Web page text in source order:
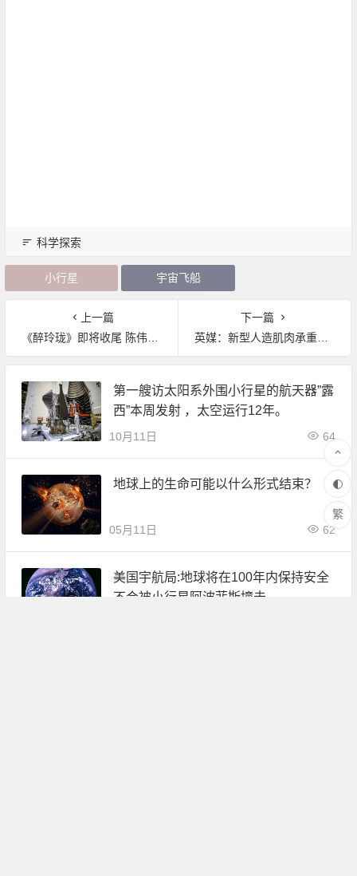
科学探索
小行星 宇宙飞船
上一篇
《醉玲珑》即将收尾 陈伟霆战神回归
下一篇
英媒：新型人造肌肉承重达自重千倍
第一艘访太阳系外围小行星的航天器”露
西”本周发射 ，太空运行12年。
10月11日 64
地球上的生命可能以什么形式结束？
05月11日 62
美国宇航局:地球将在100年内保持安全
不会被小行星阿波菲斯撞击
繁